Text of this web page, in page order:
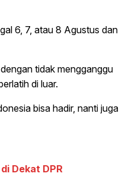
6, 7, atau 8 Agustus dan
tidak mengganggu
di luar.
bisa hadir, nanti juga
Dekat DPR